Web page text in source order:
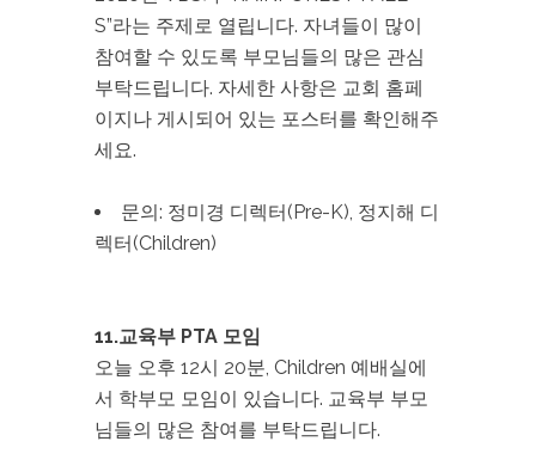
S”라는 주제로 열립니다. 자녀들이 많이
참여할 수 있도록 부모님들의 많은 관심
부탁드립니다. 자세한 사항은 교회 홈페
이지나 게시되어 있는 포스터를 확인해주
세요.
문의: 정미경 디렉터(Pre-K), 정지해 디
렉터(Children)
11.교육부 PTA 모임
오늘 오후 12시 20분, Children 예배실에
서 학부모 모임이 있습니다. 교육부 부모
님들의 많은 참여를 부탁드립니다.